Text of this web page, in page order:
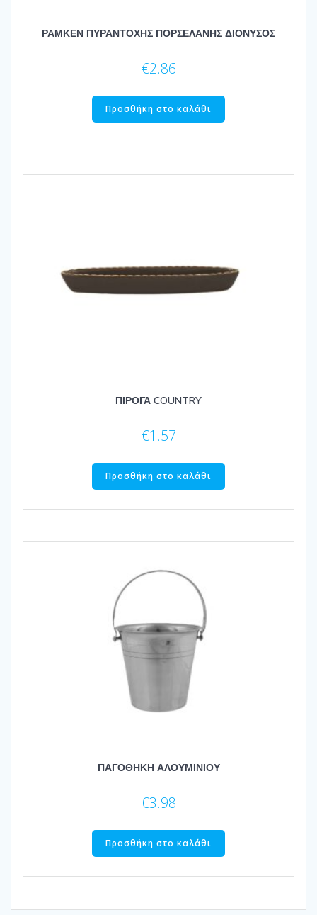
ΡΑΜΚΕΝ ΠΥΡΑΝΤΟΧΗΣ ΠΟΡΣΕΛΑΝΗΣ ΔΙΟΝΥΣΟΣ
€2.86
Προσθήκη στο καλάθι
ΠΙΡΟΓΑ COUNTRY
€1.57
Προσθήκη στο καλάθι
ΠΑΓΟΘΗΚΗ ΑΛΟΥΜΙΝΙΟΥ
€3.98
Προσθήκη στο καλάθι